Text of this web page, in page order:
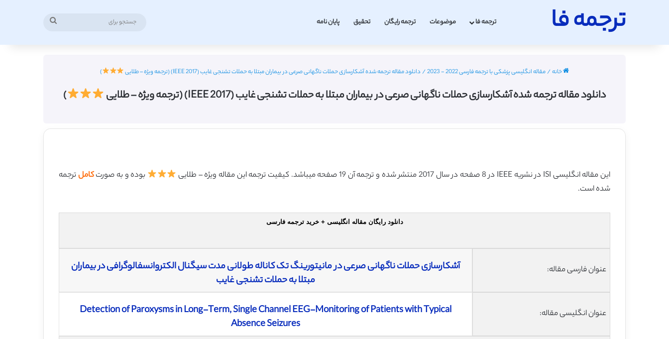
ترجمه فا ترجمه فا موضوعات ترجمه رایگان تحقیق پایان نامه
خانه/مقاله انگلیسی پزشکی با ترجمه فارسی 2022 - 2023 / دانلود مقاله ترجمه شده آشکارسازی حملات ناگهانی صرعی در بیماران مبتلا به حملات تشنجی غایب (IEEE 2017) (ترجمه ویژه – طلایی )
دانلود مقاله ترجمه شده آشکارسازی حملات ناگهانی صرعی در بیماران مبتلا به حملات تشنجی غایب (IEEE 2017) (ترجمه ویژه – طلایی )
این مقاله انگلیسی ISI در نشریه IEEE در 8 صفحه در سال 2017 منتشر شده و ترجمه آن 19 صفحه میباشد. کیفیت ترجمه این مقاله ویژه – طلایی بوده و به صورتکاملترجمه
شده است.
دانلود رایگان مقاله انگلیسی + خرید ترجمه فارسی
عنوان فارسی مقاله:
آشکارسازی حملات ناگهانی صرعی در مانیتورینگ تک کاناله طولانی مدت سیگنال الکتروانسفالوگرافی در بیماران
مبتلا به حملات تشنجی غایب
عنوان انگلیسی مقاله:
Detection of Paroxysms in Long-Term, Single Channel EEG-Monitoring of Patients with Typical
Absence Seizures